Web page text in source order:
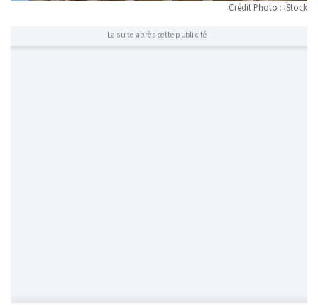
Crédit Photo : iStock
La suite après cette publicité